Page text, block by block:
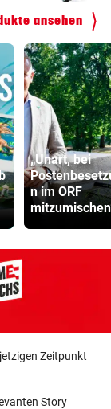
ansehen
„Unart, bei
n im ORF
Zeitpunkt
Story